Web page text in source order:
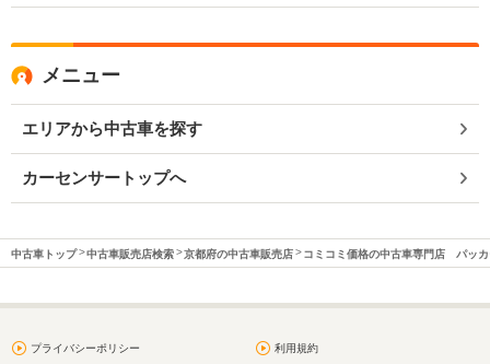
メニュー
エリアから中古車を探す
カーセンサートップへ
中古車トップ 中古車販売店検索 京都府の中古車販売店 コミコミ価格の中古車専門店 パッ
プライバシーポリシー 利用規約